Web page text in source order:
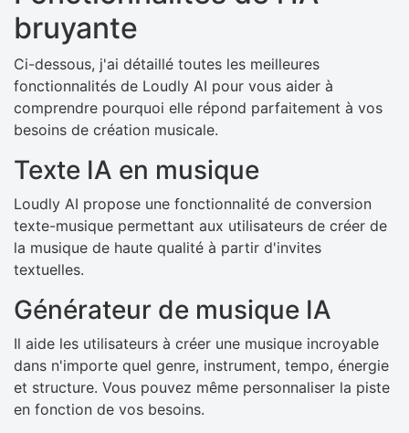
bruyante
Ci-dessous, j'ai détaillé toutes les meilleures
fonctionnalités de Loudly AI pour vous aider à
comprendre pourquoi elle répond parfaitement à vos
besoins de création musicale.
Texte IA en musique
Loudly AI propose une fonctionnalité de conversion
texte-musique permettant aux utilisateurs de créer de
la musique de haute qualité à partir d'invites
textuelles.
Générateur de musique IA
Il aide les utilisateurs à créer une musique incroyable
dans n'importe quel genre, instrument, tempo, énergie
et structure. Vous pouvez même personnaliser la piste
en fonction de vos besoins.